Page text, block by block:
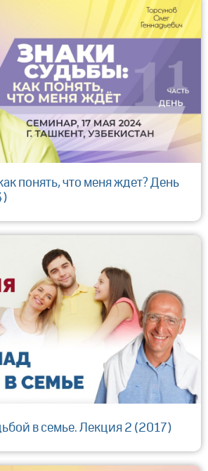
понять, что меня ждет? День
в семье. Лекция 2 (2017)